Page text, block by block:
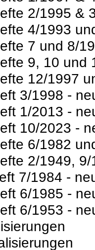
2/1995 &
4/1993
7 und 8/
9, 10 und
12/1997
3/1998 -
1/2013 -
10/2023 -
6/1982
2/1949, 9/
7/1984 -
6/1985 -
6/1953 -